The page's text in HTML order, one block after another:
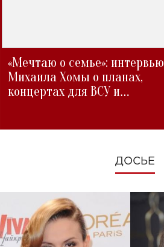
«Мечтаю о семье»: интервью
Михаила Хомы о планах,
концертах для ВСУ и
ДОСЬЕ